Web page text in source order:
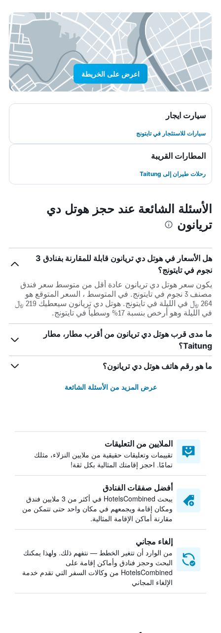
اعرض على الخريطة
سيارت ايجار
سيارات للاستئجار في تايتونج
المطارات القريبة
رحلات طيران إلى Taitung
الأسئلة الشائعة عند حجز هوتل دي
تريانون
هل الأسعار في هوتل دي تريانون قابلة للمقارنة بفنادق 3
نجوم في تايتونج؟
يكون سعر هوتل دي تريانون عادة أقل من متوسط ​​سعر فندق
مصنف 3 نجوم في تايتونج. في المتوسط ، السعر المتوقع هو
264 ﷼ في الليلة في تايتونج. هوتل دي تريانون سيعطيك 219 ﷼
في الليلة وهو أرخص بنسبة 17% وسطياً في تايتونج.
ما مدى قرب هوتل دي تريانون من أقرب مطار، مطار
Taitung؟
ما هو رقم هاتف هوتل دي تريانون؟
عرض المزيد من الأسئلة الشائعة
الملايين من التعليقات
تقييمات وتعليقات حقيقية من ملايين النزلاء، مثلك
تمامًا. احجز إقامتك المثالية بكل ثقة!
أفضل صفقات الفنادق
يبحث HotelsCombined في أكثر من 3 ملايين فندق
ومكان إقامة ويجمعهم في مكان واحد حتى تتمكن من
مقارنة أماكن الإقامة المثالية.
إلغاء مجاني
من الوارد أن تتغير الخطط — نتفهم ذلك. ولهذا يمكنك
البحث وحجز فنادق وأماكن إقامة على
HotelsCombined من وكالات السفر التي تقدم خدمة
الإلغاء المجاني